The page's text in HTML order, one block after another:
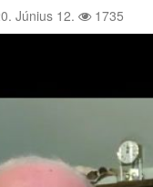
Június 12. 1735